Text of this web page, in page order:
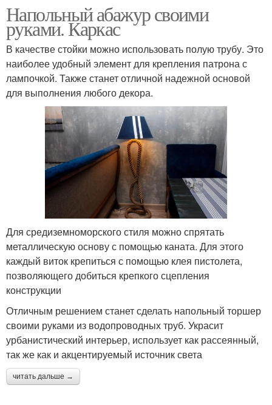
Напольный абажур своими
руками. Каркас
В качестве стойки можно использовать полую трубу. Это
наиболее удобный элемент для крепления патрона с
лампочкой. Также станет отличной надежной основой
для выполнения любого декора.
Для средиземноморского стиля можно спрятать
металлическую основу с помощью каната. Для этого
каждый виток крепиться с помощью клея пистолета,
позволяющего добиться крепкого сцепления
конструкции
Отличным решением станет сделать напольный торшер
своими руками из водопроводных труб. Украсит
урбанистический интерьер, использует как рассеянный,
так же как и акцентируемый источник света
читать дальше →